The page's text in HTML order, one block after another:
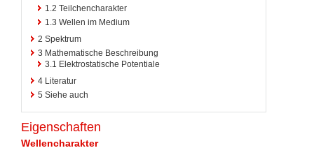
1.2 Teilchencharakter
1.3 Wellen im Medium
2 Spektrum
3 Mathematische Beschreibung
3.1 Elektrostatische Potentiale
4 Literatur
5 Siehe auch
Eigenschaften
Wellencharakter